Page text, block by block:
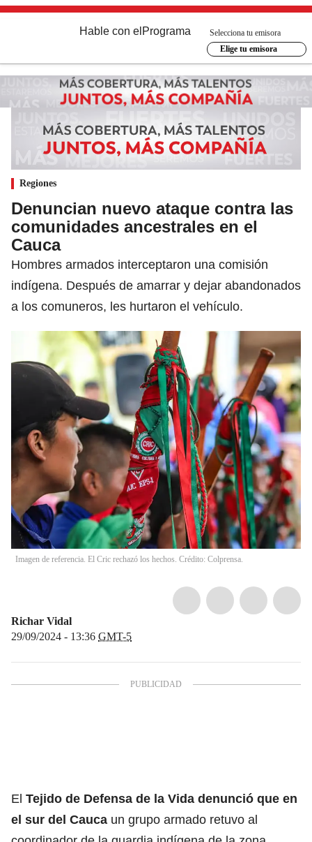
Hable con el Programa
Selecciona tu emisora
Elige tu emisora
Regiones
Denuncian nuevo ataque contra las
comunidades ancestrales en el
Cauca
Hombres armados interceptaron una comisión
indígena. Después de amarrar y dejar abandonados
a los comuneros, les hurtaron el vehículo.
Imagen de referencia. El Cric rechazó los hechos. Crédito: Colprensa.
Richar Vidal
29/09/2024 - 13:36 GMT-5
El Tejido de Defensa de la Vida denunció que en
el sur del Cauca un grupo armado retuvo al